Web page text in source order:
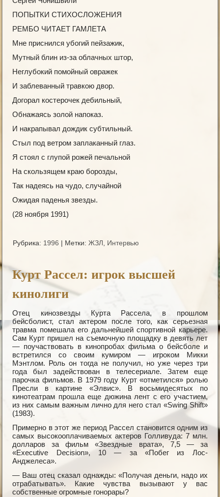
ПОПЫТКИ СТИХОСЛОЖЕНИЯ
РЕМБО ЧИТАЕТ ГАМЛЕТА
Мне приснился убогий пейзажик,
Мутный блин из-за облачных штор,
Неглубокий помойный овражек
И заблеванный травкою двор.
Догорал костерочек дебильный,
Обнажаясь золой напоказ.
И накрапывал дождик субтильный.
Стыл под ветром заплаканный глаз.
Я стоял с глупой рожей печальной
На скользящем краю борозды,
Так надеясь на чудо, случайной
Ожидая паденья звезды.
(28 ноября 1991)
Рубрика: 1996 | Метки: ЖЗЛ, Интервью
Курт Рассел: игрок высшей
кинолиги
Отец кинозвезды Курта Рассела, в прошлом
бейсболист, стал актером после того, как серьезная
травма помешала его дальнейшей спортивной карьере.
Сам Курт пришел на съемочную площадку в девять лет
— поучаствовать в кинопробах фильма о бейсболе и
встретился со своим кумиром — игроком Микки
Мэнтлом. Роль он тогда не получил, но уже через три
года был задействован в телесериале. Затем еще
парочка фильмов. В 1979 году Курт «отметился» ролью
Пресли в картине «Элвис». В восьмидесятых по
кинотеатрам прошла еще дюжина лент с его участием,
из них самым важным лично для него стал «Swing Shift»
(1983).
Примерно в этот же период Рассел становится одним из
самых высокооплачиваемых актеров Голливуда: 7 млн.
долларов за фильм «Звездные врата», 7,5 — за
«Executive Decision», 10 — за «Побег из Лос-
Анджелеса».
— Ваш отец сказал однажды: «Получая деньги, надо их
отрабатывать». Какие чувства вызывают у вас
собственные огромные гонорары?